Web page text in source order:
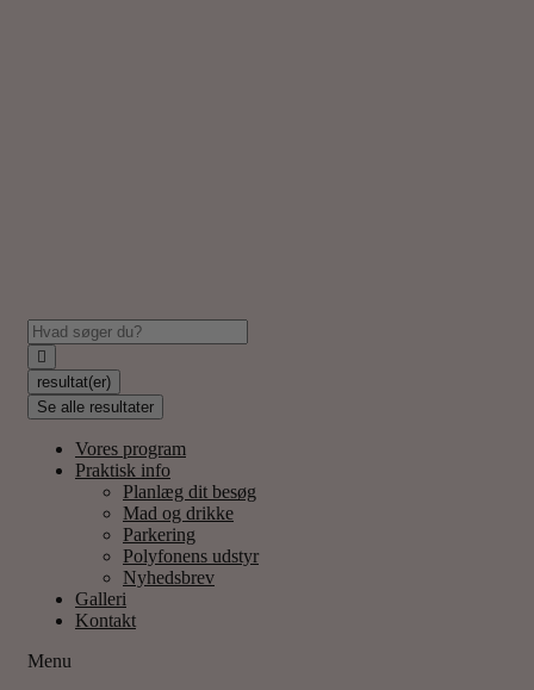
resultat(er)
Se alle resultater
Vores program
Praktisk info
Planlæg dit besøg
Mad og drikke
Parkering
Polyfonens udstyr
Nyhedsbrev
Galleri
Kontakt
Menu